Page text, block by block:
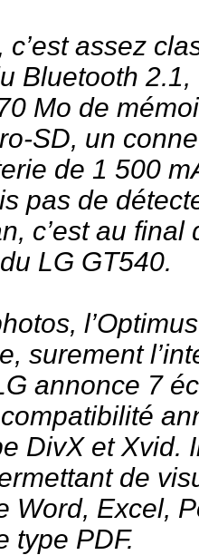
c’est assez
Bluetooth
Mo de
SD, un
de 1 500
pas de
c’est au
LG GT540.
surement
annonce 7
DivX et Xvid.
de
Word, Excel,
type PDF.